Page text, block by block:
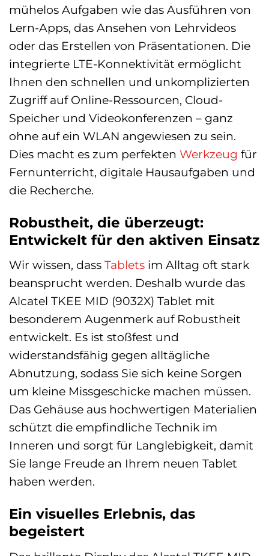
mühelos Aufgaben wie das Ausführen von
Lern-Apps, das Ansehen von Lehrvideos
oder das Erstellen von Präsentationen. Die
integrierte LTE-Konnektivität ermöglicht
Ihnen den schnellen und unkomplizierten
Zugriff auf Online-Ressourcen, Cloud-
Speicher und Videokonferenzen – ganz
ohne auf ein WLAN angewiesen zu sein.
Dies macht es zum perfekten Werkzeug für
Fernunterricht, digitale Hausaufgaben und
die Recherche.
Robustheit, die überzeugt:
Entwickelt für den aktiven Einsatz
Wir wissen, dass Tablets im Alltag oft stark
beansprucht werden. Deshalb wurde das
Alcatel TKEE MID (9032X) Tablet mit
besonderem Augenmerk auf Robustheit
entwickelt. Es ist stoßfest und
widerstandsfähig gegen alltägliche
Abnutzung, sodass Sie sich keine Sorgen
um kleine Missgeschicke machen müssen.
Das Gehäuse aus hochwertigen Materialien
schützt die empfindliche Technik im
Inneren und sorgt für Langlebigkeit, damit
Sie lange Freude an Ihrem neuen Tablet
haben werden.
Ein visuelles Erlebnis, das
begeistert